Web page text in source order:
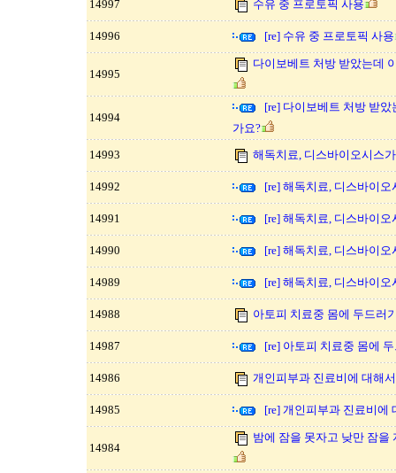
14997 수유 중 프로토픽 사용
14996 [re] 수유 중 프로토픽 사용
14995
다이보베트 처방 받았는데
14994
[re] 다이보베트 처방 받
가요?
14993
해독치료, 디스바이오시스
14992 [re] 해독치료, 디스바이오
14991 [re] 해독치료, 디스바이오
14990 [re] 해독치료, 디스바이오
14989 [re] 해독치료, 디스바이오
14988 아토피 치료중 몸에 두드러
14987 [re] 아토피 치료중 몸에
14986 개인피부과 진료비에 대해
14985 [re] 개인피부과 진료비에
14984
밤에 잠을 못자고 낮만 잠을